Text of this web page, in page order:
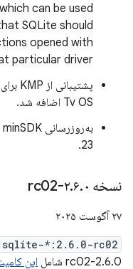
can be used
SQLite should
opened with
particular driver.
Tv OS اضافه شد.
23.
نسخه ۲ .۶.۰-rc02
۲۷ آگوست ۲۰۲۵
*:2.6.0-rc02
2.6.0-rc02 شامل
این